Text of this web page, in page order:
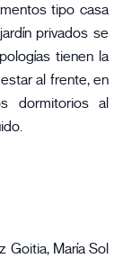
tipo casa
privados se
tienen la
al frente, en
dormitorios al
Goitia, María Sol